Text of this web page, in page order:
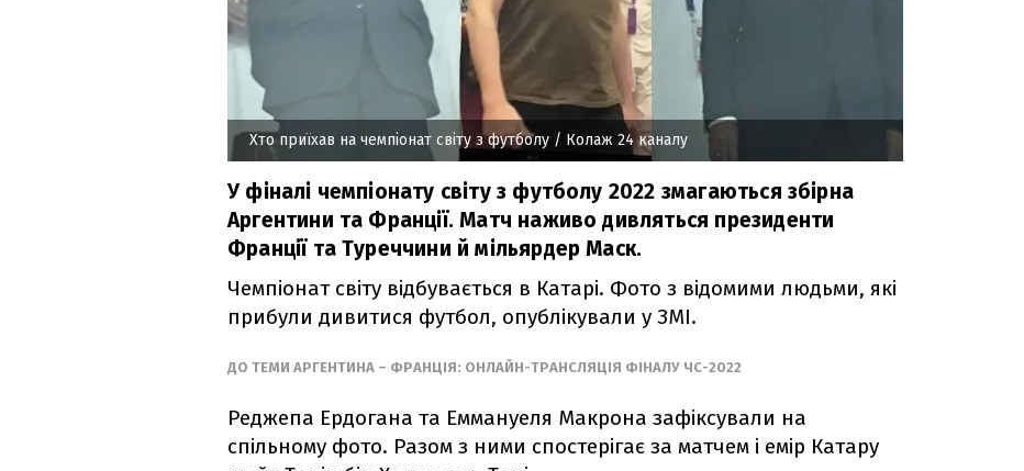
Хто приїхав на чемпіонат світу з футболу / Колаж 24 каналу
У фіналі чемпіонату світу з футболу 2022 змагаються збірна
Аргентини та Франції. Матч наживо дивляться президенти
Франції та Туреччини й мільярдер Маск.
Чемпіонат світу відбувається в Катарі. Фото з відомими людьми, які
прибули дивитися футбол, опублікували у ЗМІ.
ДО ТЕМИ АРГЕНТИНА – ФРАНЦІЯ: ОНЛАЙН-ТРАНСЛЯЦІЯ ФІНАЛУ ЧС-2022
Реджепа Ердогана та Еммануеля Макрона зафіксували на
спільному фото. Разом з ними спостерігає за матчем і емір Катару